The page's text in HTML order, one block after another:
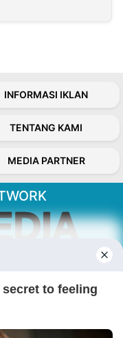
INFORMASI IKLAN
TENTANG KAMI
MEDIA PARTNER
berita aktual dan
berbaik sangka